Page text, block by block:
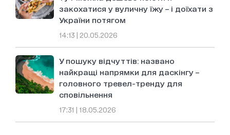
закохатися у вуличну їжу – і доїхати з
України потягом
14:13 | 20.05.2026
У пошуку відчуттів: названо
найкращі напрямки для даскінгу –
головного тревел-тренду для
сповільнення
17:31 | 18.05.2026